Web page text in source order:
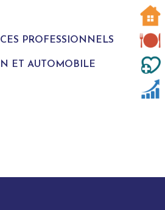
PROFESSIONNELS
ET AUTOMOBILE